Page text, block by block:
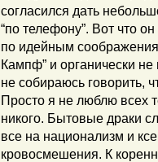
согласился дать
“по телефону”. Вот что
по идейным
Кампф” и органически
не собираюсь говорить,
Просто я не люблю всех
никого. Бытовые драки
все на национализм и
кровосмешения. К